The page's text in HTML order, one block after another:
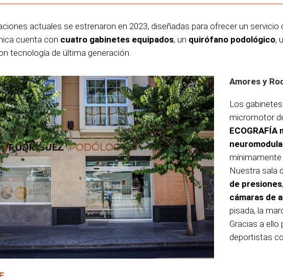
actuales se estrenaron en 2023, diseñadas para ofrecer un
cuenta con cuatro gabinetes equipados, un quirófano podológico,
tecnología de última generación.
Amores y
Los
micromotor
Nuestra sala
de presiones,
cámaras de
pisada, la
Gracias a
deportistas